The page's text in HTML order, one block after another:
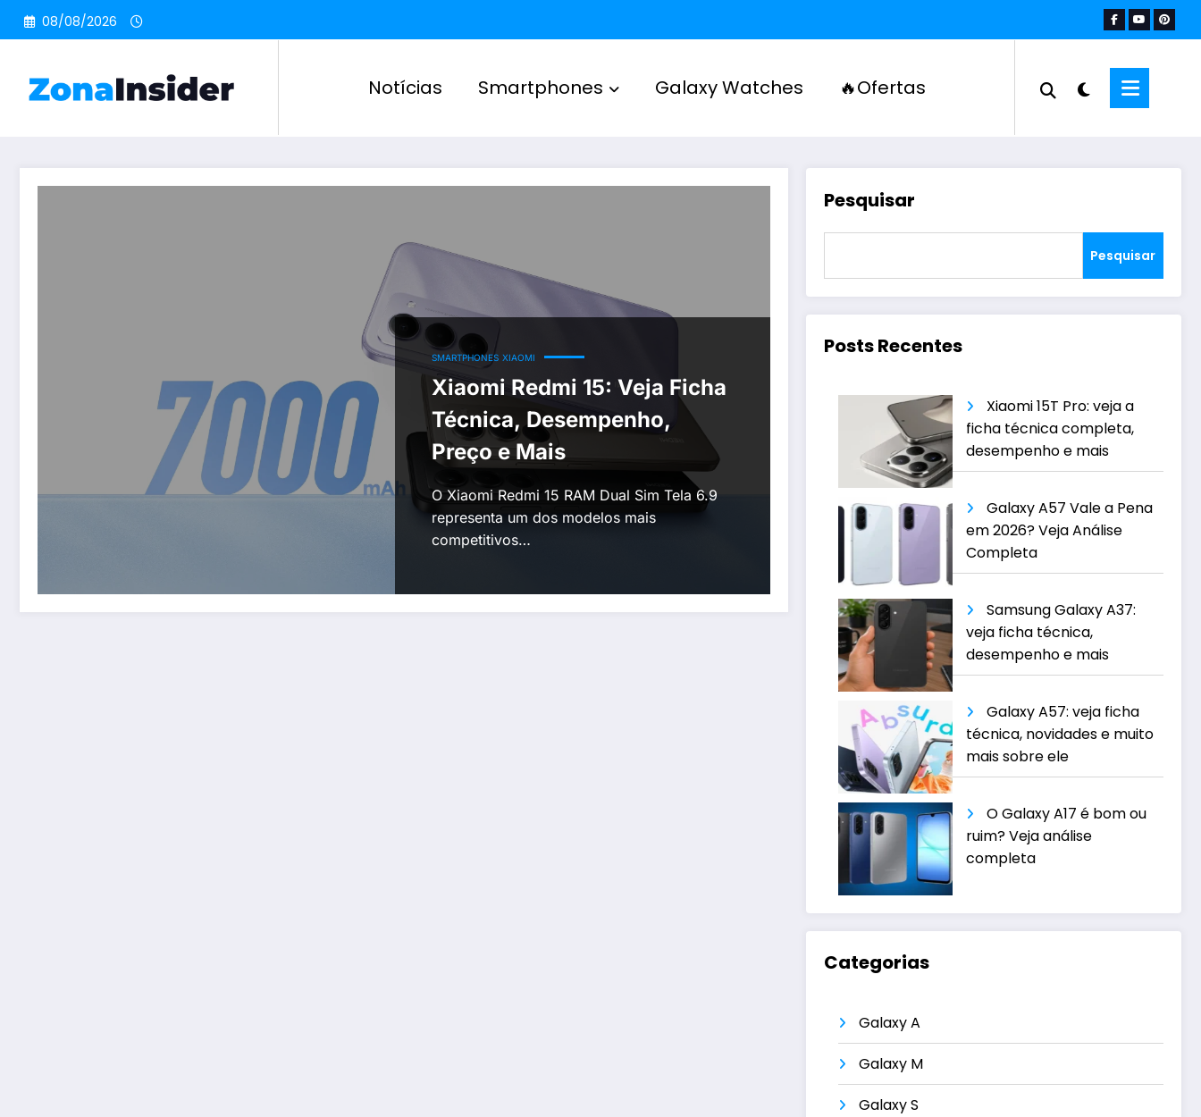
Pular
para
conteúdo
08/08/2026
Notícias Smartphones Galaxy Watches 🔥Ofertas
SMARTPHONES XIAOMI
Xiaomi Redmi 15: Veja Ficha
Técnica, Desempenho,
Preço e Mais
O Xiaomi Redmi 15 RAM Dual Sim Tela 6.9
representa um dos modelos mais
competitivos…
Pesquisar
Pesquisar
Posts Recentes
Xiaomi 15T Pro: veja a
ficha técnica completa,
desempenho e mais
Galaxy A57 Vale a Pena
em 2026? Veja Análise
Completa
Samsung Galaxy A37:
veja ficha técnica,
desempenho e mais
Galaxy A57: veja ficha
técnica, novidades e muito
mais sobre ele
O Galaxy A17 é bom ou
ruim? Veja análise
completa
Categorias
Galaxy A
Galaxy M
Galaxy S